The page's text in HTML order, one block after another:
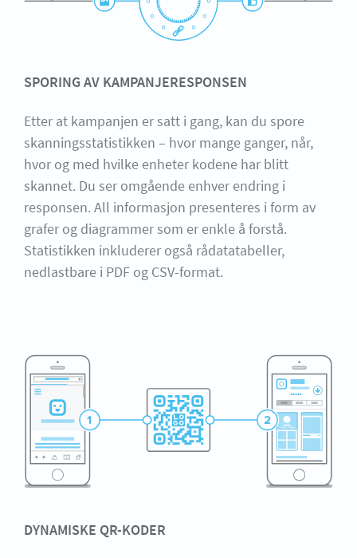
SPORING AV KAMPANJERESPONSEN
Etter at kampanjen er satt i gang, kan du spore
skanningsstatistikken – hvor mange ganger, når,
hvor og med hvilke enheter kodene har blitt
skannet. Du ser omgående enhver endring i
responsen. All informasjon presenteres i form av
grafer og diagrammer som er enkle å forstå.
Statistikken inkluderer også rådatatabeller,
nedlastbare i PDF og CSV-format.
DYNAMISKE QR-KODER